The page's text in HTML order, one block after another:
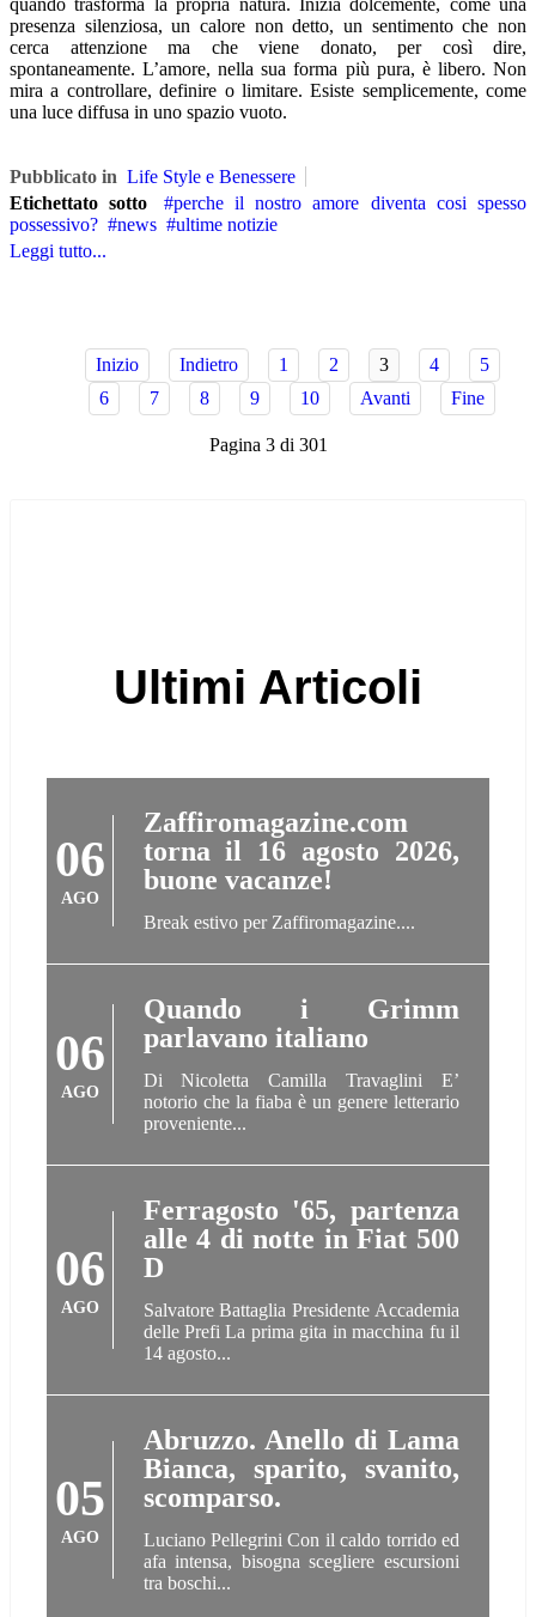
quando trasforma la propria natura. Inizia dolcemente, come una
presenza silenziosa, un calore non detto, un sentimento che non
cerca attenzione ma che viene donato, per così dire,
spontaneamente. L’amore, nella sua forma più pura, è libero. Non
mira a controllare, definire o limitare. Esiste semplicemente, come
una luce diffusa in uno spazio vuoto.
Pubblicato in Life Style e Benessere
Etichettato sotto
perche il nostro amore diventa cosi spesso
possessivo?
news
ultime notizie
Leggi tutto...
Inizio Indietro 1 2 3 4
5
6
7 8 9 10 Avanti Fine
Pagina 3 di 301
Ultimi Articoli
06
AGO
Zaffiromagazine.com
torna il 16 agosto 2026,
buone vacanze!
Break estivo per Zaffiromagazine....
06
AGO
Quando i Grimm
parlavano italiano
Di Nicoletta Camilla Travaglini E’
notorio che la fiaba è un genere letterario
proveniente...
06
AGO
Ferragosto '65, partenza
alle 4 di notte in Fiat 500
D
Salvatore Battaglia Presidente Accademia
delle Prefi La prima gita in macchina fu il
14 agosto...
05
AGO
Abruzzo. Anello di Lama
Bianca, sparito, svanito,
scomparso.
Luciano Pellegrini Con il caldo torrido ed
afa intensa, bisogna scegliere escursioni
tra boschi...